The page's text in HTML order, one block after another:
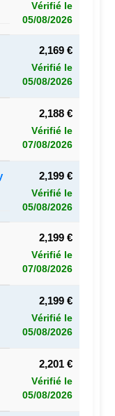
Vérifié le
05/08/2026
2,169 €
Vérifié le
05/08/2026
2,188 €
Vérifié le
07/08/2026
2,199 €
Vérifié le
05/08/2026
2,199 €
Vérifié le
07/08/2026
2,199 €
Vérifié le
05/08/2026
2,201 €
Vérifié le
05/08/2026